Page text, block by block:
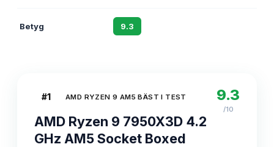
Betyg 9.3
#1 AMD RYZEN 9 AM5 BÄST I TEST
AMD Ryzen 9 7950X3D 4.2
GHz AM5 Socket Boxed
9.3
/10